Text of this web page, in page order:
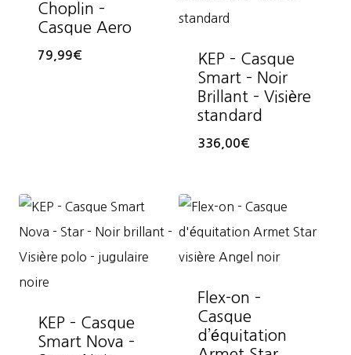
Choplin –
Casque Aero
79,99€
KEP – Casque
Smart – Noir
Brillant – Visière
standard
336,00€
KEP – Casque
Smart Nova –
Flex-on –
Casque
d’équitation